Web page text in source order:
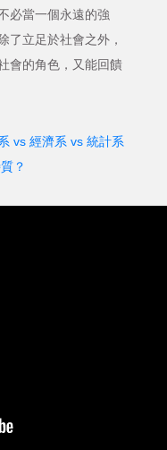
必當一個永遠的強
了立足於社會之外，
會的角色，又能回饋
vs 經濟系 vs 統計系
？